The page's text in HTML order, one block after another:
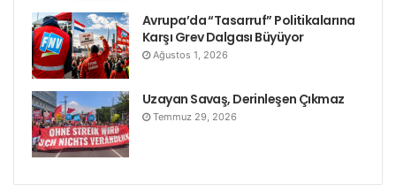
Avrupa’da “Tasarruf” Politikalarına
Karşı Grev Dalgası Büyüyor
Ağustos 1, 2026
Uzayan Savaş, Derinleşen Çıkmaz
Temmuz 29, 2026